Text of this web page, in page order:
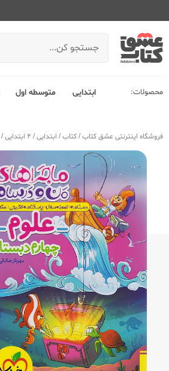
محصولات: ابتدایی متوسطه اول
فروشگاه اینترنتی عشق کتاب/کتاب/ ابتدایی/ 4 ابتدایی /